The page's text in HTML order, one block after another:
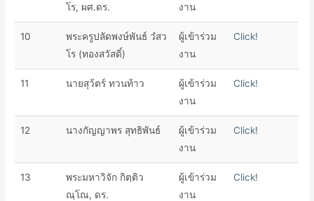
โร, ผศ.ดร.
งาน
10
พระครูปลัดพงษ์พันธ์ วํสว
โร (ทองสวัสดิ์)
ผู้เข้าร่วม
งาน
Click!
11 นายสุว้ตร์ ทวนท้าว
ผู้เข้าร่วม
งาน
Click!
12 นางกัญญาพร สุทธิพันธ์
ผู้เข้าร่วม
งาน
Click!
13
พระมหาวิจัก กิตฺติว
ณฺโณ, ดร.
ผู้เข้าร่วม
งาน
Click!